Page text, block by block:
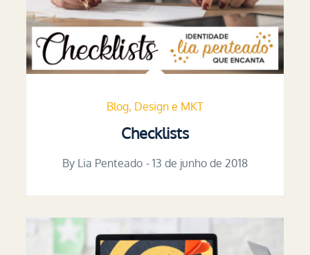
Blog Design e MKT
Checklists
By Lia Penteado
Posted
13 de junho de 2018